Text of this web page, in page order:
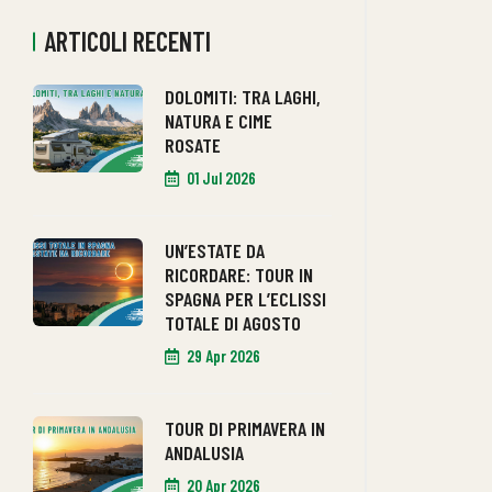
ARTICOLI RECENTI
DOLOMITI: TRA LAGHI,
NATURA E CIME
ROSATE
01 Jul 2026
UN’ESTATE DA
RICORDARE: TOUR IN
SPAGNA PER L’ECLISSI
TOTALE DI AGOSTO
29 Apr 2026
TOUR DI PRIMAVERA IN
ANDALUSIA
20 Apr 2026